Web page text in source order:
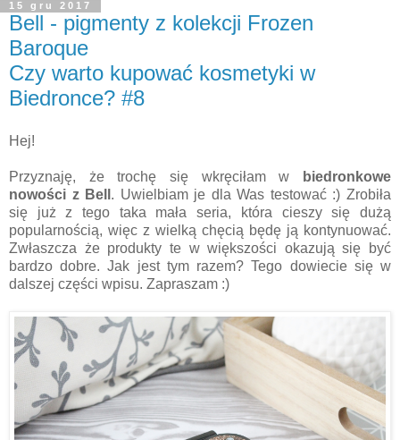
15 gru 2017
Bell - pigmenty z kolekcji Frozen
Baroque
Czy warto kupować kosmetyki w
Biedronce? #8
Hej!
Przyznaję, że trochę się wkręciłam w
biedronkowe
nowości z Bell . Uwielbiam je dla Was testować :) Zrobiła
się już z tego taka mała seria, która cieszy się dużą
popularnością, więc z wielką chęcią będę ją kontynuować.
Zwłaszcza że produkty te w większości okazują się być
bardzo dobre. Jak jest tym razem? Tego dowiecie się w
dalszej części wpisu. Zapraszam :)